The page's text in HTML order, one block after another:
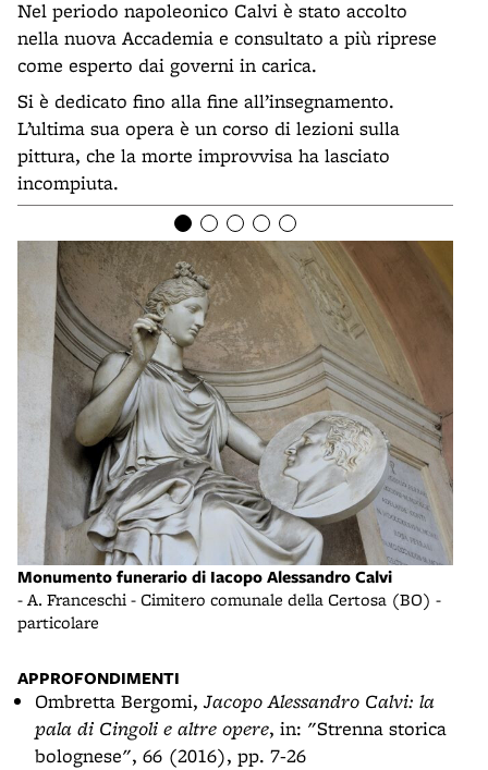
Nel periodo napoleonico Calvi è stato accolto
nella nuova Accademia e consultato a più riprese
come esperto dai governi in carica.
Si è dedicato fino alla fine all’insegnamento.
L’ultima sua opera è un corso di lezioni sulla
pittura, che la morte improvvisa ha lasciato
incompiuta.
Monumento funerario di Iacopo Alessandro Calvi
- A. Franceschi - Cimitero comunale della Certosa (BO) -
particolare
APPROFONDIMENTI
Ombretta Bergomi,Jacopo Alessandro Calvi: la
pala di Cingoli e altre opere, in: "Strenna storica
bolognese", 66 (2016), pp. 7-26